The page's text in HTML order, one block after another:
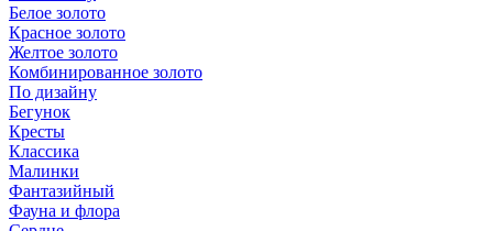
Белое золото
Красное золото
Желтое золото
Комбинированное золото
По дизайну
Бегунок
Кресты
Классика
Малинки
Фантазийный
Фауна и флора